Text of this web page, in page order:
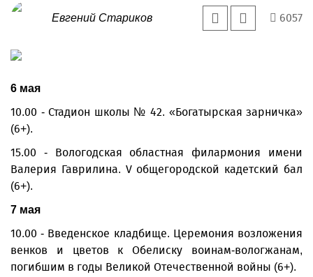
Евгений Стариков 6057
6 мая
10.00 - Стадион школы № 42. «Богатырская зарничка»
(6+).
15.00 - Вологодская областная филармония имени
Валерия Гаврилина. V общегородской кадетский бал
(6+).
7 мая
10.00 - Введенское кладбище. Церемония возложения
венков и цветов к Обелиску воинам-вологжанам,
погибшим в годы Великой Отечественной войны (6+).